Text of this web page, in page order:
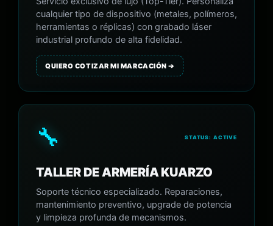
cualquier tipo de dispositivo (metales, polímeros,
herramientas o réplicas) con grabado láser
industrial profundo de alta fidelidad.
QUIERO COTIZAR MI MARCACIÓN ➔
🔧 STATUS: ACTIVE
TALLER DE ARMERÍA KUARZO
Soporte técnico especializado. Reparaciones,
mantenimiento preventivo, upgrade de potencia
y limpieza profunda de mecanismos.